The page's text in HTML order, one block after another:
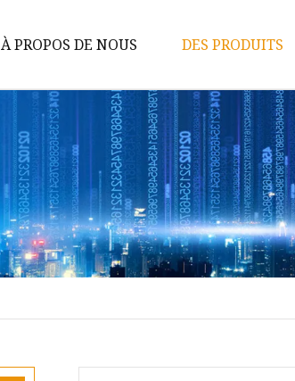
À PROPOS DE NOUS DES PRODUITS
Lumières de
Arche de
Maison en
Caisson
Pyramide
Lanternes
Ornements